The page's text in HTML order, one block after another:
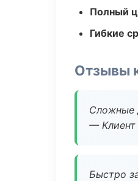
Полный
Гибкие
Отзывы
Сложные
— Клиент
Быстро